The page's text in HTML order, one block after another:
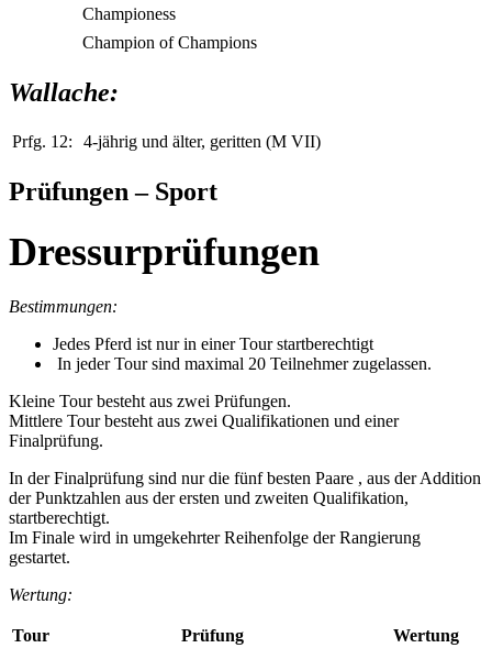
Championess
Champion of Champions
Wallache:
Prfg. 12: 4-jährig und älter, geritten (M VII)
Prüfungen – Sport
Dressurprüfungen
Bestimmungen:
Jedes Pferd ist nur in einer Tour startberechtigt
In jeder Tour sind maximal 20 Teilnehmer zugelassen.
Kleine Tour besteht aus zwei Prüfungen.
Mittlere Tour besteht aus zwei Qualifikationen und einer
Finalprüfung.
In der Finalprüfung sind nur die fünf besten Paare , aus der Addition
der Punktzahlen aus der ersten und zweiten Qualifikation,
startberechtigt.
Im Finale wird in umgekehrter Reihenfolge der Rangierung
gestartet.
Wertung:
Tour Prüfung Wertung